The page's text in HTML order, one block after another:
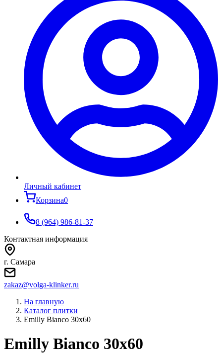
Личный кабинет
Корзина0
8 (964) 986-81-37
Контактная информация
г. Самара
zakaz@volga-klinker.ru
На главную
Каталог плитки
Emilly Bianco 30x60
Emilly Bianco 30x60